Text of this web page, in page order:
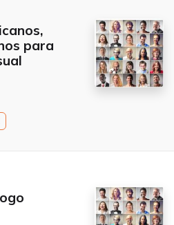
para